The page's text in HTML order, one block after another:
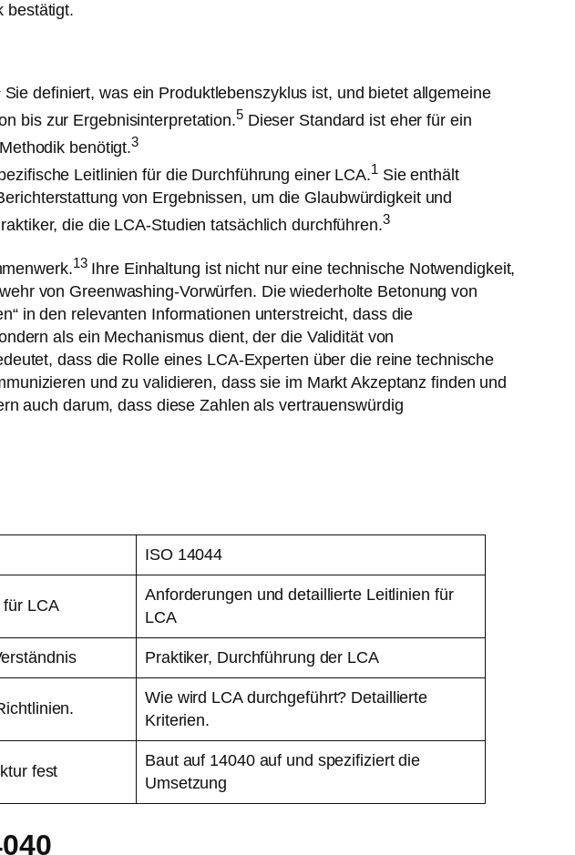
bestätigt.
Sie definiert, was ein Produktlebenszyklus ist, und bietet allgemeine
bis zur Ergebnisinterpretation.5Dieser Standard ist eher für ein
benötigt.3
Leitlinien für die Durchführung einer LCA.1Sie enthält
von Ergebnissen, um die Glaubwürdigkeit und
die die LCA-Studien tatsächlich durchführen.3
13Ihre Einhaltung ist nicht nur eine technische Notwendigkeit,
von Greenwashing-Vorwürfen. Die wiederholte Betonung von
in den relevanten Informationen unterstreicht, dass die
als ein Mechanismus dient, der die Validität von
dass die Rolle eines LCA-Experten über die reine technische
und zu validieren, dass sie im Markt Akzeptanz finden und
auch darum, dass diese Zahlen als vertrauenswürdig
ISO 14044
für LCA
Anforderungen und detaillierte Leitlinien für
LCA
Praktiker, Durchführung der LCA
Wie wird LCA durchgeführt? Detaillierte
Kriterien.
fest
Baut auf 14040 auf und spezifiziert die
Umsetzung